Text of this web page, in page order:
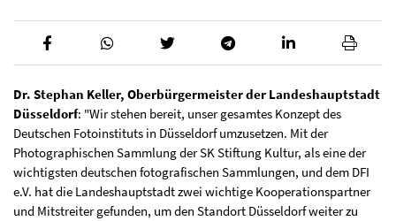
Dr. Stephan Keller, Oberbürgermeister der Landeshauptstadt
Düsseldorf: "Wir stehen bereit, unser gesamtes Konzept des
Deutschen Fotoinstituts in Düsseldorf umzusetzen. Mit der
Photographischen Sammlung der SK Stiftung Kultur, als eine der
wichtigsten deutschen fotografischen Sammlungen, und dem DFI
e.V. hat die Landeshauptstadt zwei wichtige Kooperationspartner
und Mitstreiter gefunden, um den Standort Düsseldorf weiter zu